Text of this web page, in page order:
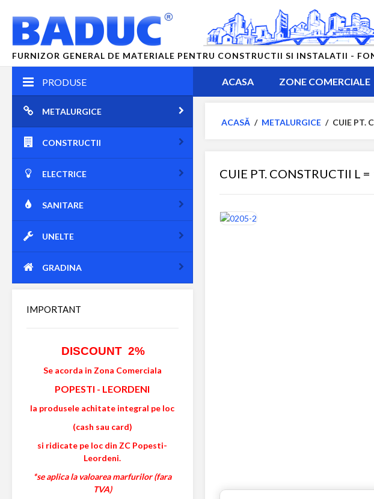
FURNIZOR GENERAL DE MATERIALE PENTRU CONSTRUCTII SI INSTALATII -
PRODUSE
METALURGICE
CONSTRUCTII
ELECTRICE
SANITARE
UNELTE
GRADINA
IMPORTANT
DISCOUNT 2%
Se acorda in Zona Comerciala
POPESTI - LEORDENI
la produsele achitate integral pe loc
(cash sau card)
si ridicate pe loc din ZC Popesti-
Leordeni.
*se aplica la valoarea marfurilor (fara
TVA)
ACASA ZONE COMERCIALE
ACASĂ / METALURGICE / CUIE PT.
CUIE PT. CONSTRUCTII L